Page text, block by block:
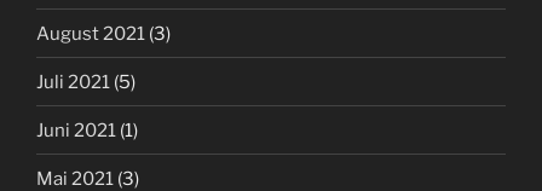
August 2021 (3)
Juli 2021 (5)
Juni 2021 (1)
Mai 2021 (3)